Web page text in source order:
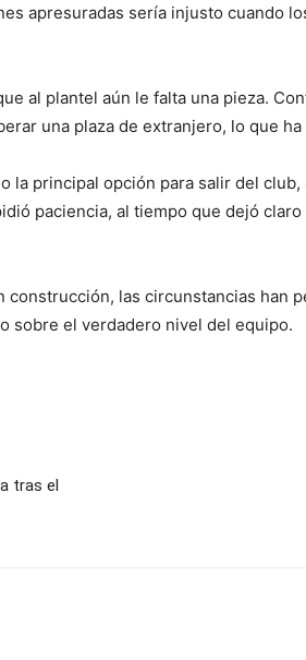
apresuradas sería injusto cuando
al plantel aún le falta una pieza.
una plaza de extranjero, lo que
la principal opción para salir del
paciencia, al tiempo que dejó
las circunstancias han
sobre el verdadero nivel del equipo.
tras el